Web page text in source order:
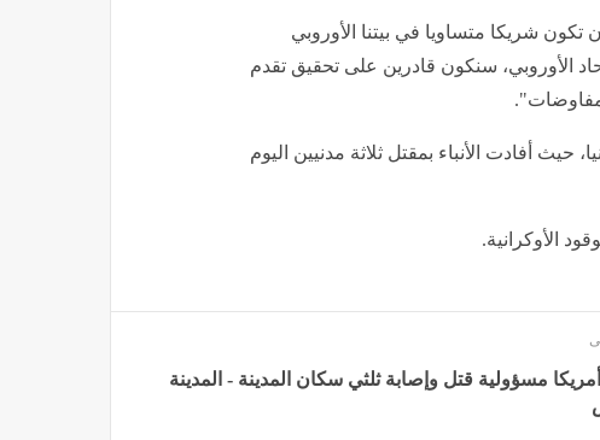
شريكا متساويا في بيتنا الأوروبي
الأوروبي، سنكون قادرين على تحقيق تقدم
أفادت الأنباء بمقتل ثلاثة مدنيين اليوم
الأوكرانية.
مسؤولية قتل وإصابة ثلثي سكان المدينة - المدينة